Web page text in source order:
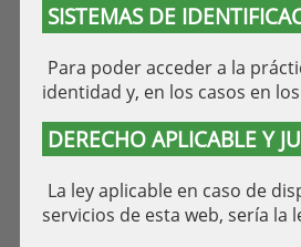
SISTEMAS DE
Para poder acceder a la
identidad y, en los casos en
DERECHO APLICABLE Y
La ley aplicable en caso de
servicios de esta web, sería la